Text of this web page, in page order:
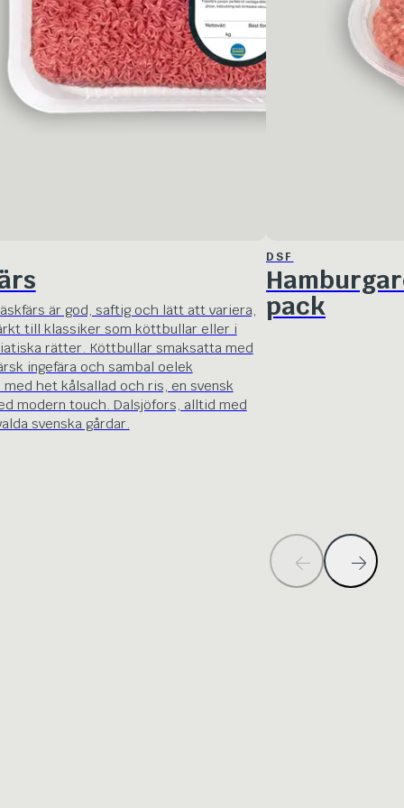
är god, saftig och lätt att variera,
till klassiker som köttbullar eller i
rätter. Köttbullar smaksatta med
ingefära och sambal oelek
het kålsallad och ris, en svensk
modern touch. Dalsjöfors, alltid med
svenska gårdar.
DSF
pack